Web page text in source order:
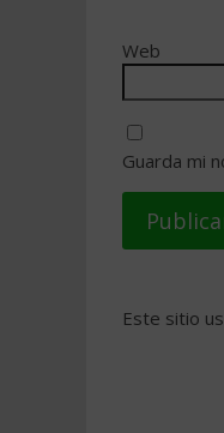
Web
Guarda mi
Este sitio